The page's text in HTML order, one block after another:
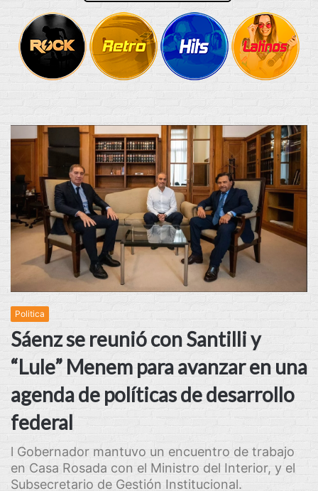
Politica
Sáenz se reunió con Santilli y
“Lule” Menem para avanzar en una
agenda de políticas de desarrollo
federal
l Gobernador mantuvo un encuentro de trabajo
en Casa Rosada con el Ministro del Interior, y el
Subsecretario de Gestión Institucional.